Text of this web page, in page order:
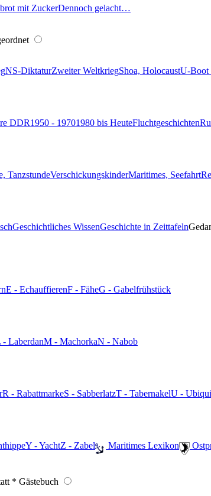
mit ZuckerDennoch gelacht…
NS-DiktaturZweiter WeltkriegShoa, HolocaustU-Boot
DDR1950 - 19701980 bis HeuteFluchtgeschichten
TanzstundeVerschickungskinderMaritimes, Seefahrt
Geschichtliches WissenGeschichte in Zeittafeln
E - EchauffierenF - FäheG - Gabelfrühstück
- LaberdanM - MachorkaN - Nabob
R - RabattmarkeS - SabberlatzT - TabernakelU -
Y - YachtZ - Zabel ️ Maritimes Lexikon
* Gästebuch